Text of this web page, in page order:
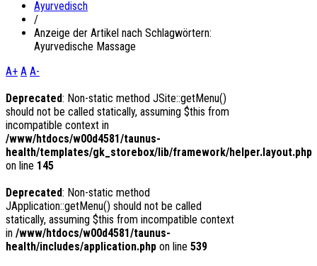
Ayurvedisch
/
Anzeige der Artikel nach Schlagwörtern:
Ayurvedische Massage
A+ A A-
Deprecated: Non-static method JSite::getMenu()
should not be called statically, assuming $this from
incompatible context in
/www/htdocs/w00d4581/taunus-
health/templates/gk_storebox/lib/framework/helper.layout.php
on line 145
Deprecated: Non-static method
JApplication::getMenu() should not be called
statically, assuming $this from incompatible context
in /www/htdocs/w00d4581/taunus-
health/includes/application.php on line 539